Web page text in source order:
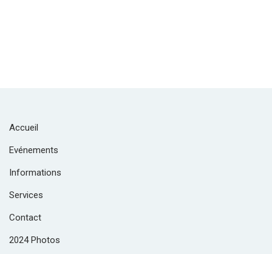
Accueil
Evénements
Informations
Services
Contact
2024 Photos